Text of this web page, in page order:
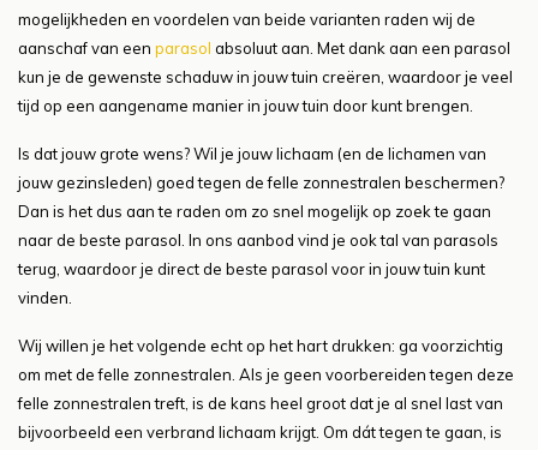
mogelijkheden en voordelen van beide varianten raden wij de
aanschaf van een parasol absoluut aan. Met dank aan een parasol
kun je de gewenste schaduw in jouw tuin creëren, waardoor je veel
tijd op een aangename manier in jouw tuin door kunt brengen.
Is dat jouw grote wens? Wil je jouw lichaam (en de lichamen van
jouw gezinsleden) goed tegen de felle zonnestralen beschermen?
Dan is het dus aan te raden om zo snel mogelijk op zoek te gaan
naar de beste parasol. In ons aanbod vind je ook tal van parasols
terug, waardoor je direct de beste parasol voor in jouw tuin kunt
vinden.
Wij willen je het volgende echt op het hart drukken: ga voorzichtig
om met de felle zonnestralen. Als je geen voorbereiden tegen deze
felle zonnestralen treft, is de kans heel groot dat je al snel last van
bijvoorbeeld een verbrand lichaam krijgt. Om dát tegen te gaan, is